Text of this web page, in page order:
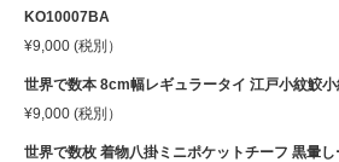
KO10007BA
¥9,000 (税別）
世界で数本 8cm幅レギュラータイ 江戸小紋鮫
¥9,000 (税別）
世界で数枚 着物八掛ミニポケットチーフ 黒暈